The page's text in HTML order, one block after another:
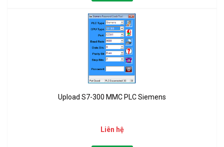
Upload S7-300 MMC PLC Siemens
Liên hệ